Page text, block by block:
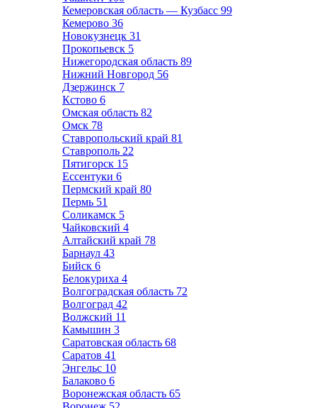
Кемеровская область — Кузбасс 99
Кемерово 36
Новокузнецк 31
Прокопьевск 5
Нижегородская область 89
Нижний Новгород 56
Дзержинск 7
Кстово 6
Омская область 82
Омск 78
Ставропольский край 81
Ставрополь 22
Пятигорск 15
Ессентуки 6
Пермский край 80
Пермь 51
Соликамск 5
Чайковский 4
Алтайский край 78
Барнаул 43
Бийск 6
Белокуриха 4
Волгоградская область 72
Волгоград 42
Волжский 11
Камышин 3
Саратовская область 68
Саратов 41
Энгельс 10
Балаково 6
Воронежская область 65